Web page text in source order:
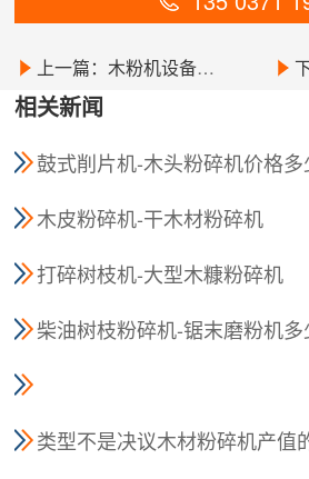
上一篇：木粉机设备常见的类型
相关新闻
鼓式削片机-木头粉碎机价格
木皮粉碎机-干木材粉碎机
打碎树枝机-大型木糠粉碎机
柴油树枝粉碎机-锯末磨粉机
类型不是决议木材粉碎机产值